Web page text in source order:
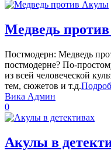
Медведь
Постмодерн: Медведь
постмодерне? По-
из всей человеческой
тем, сюжетов и т.д.
Вика Админ
0
Акулы в